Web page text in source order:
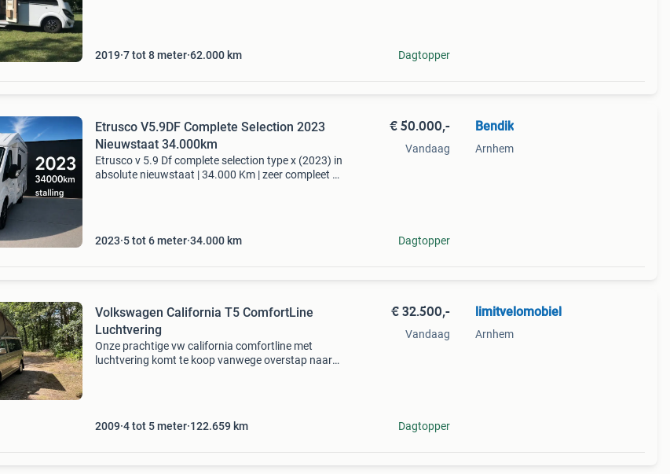
2019 7 tot 8 meter 62.000 km Dagtopper
Etrusco V5.9DF Complete Selection 2023
Nieuwstaat 34.000km
Etrusco v 5.9 Df complete selection type x (2023) in
absolute nieuwstaat | 34.000 Km | zeer compleet en
2023 5 tot 6 meter 34.000 km
€ 50.000,-
Vandaag
Dagtopper
Bendik
Arnhem
Volkswagen California T5 ComfortLine
Luchtvering
Onze prachtige vw california comfortline met
luchtvering komt te koop vanwege overstap naar
2009 4 tot 5 meter 122.659 km
€ 32.500,-
Vandaag
Dagtopper
limitvelomobiel
Arnhem